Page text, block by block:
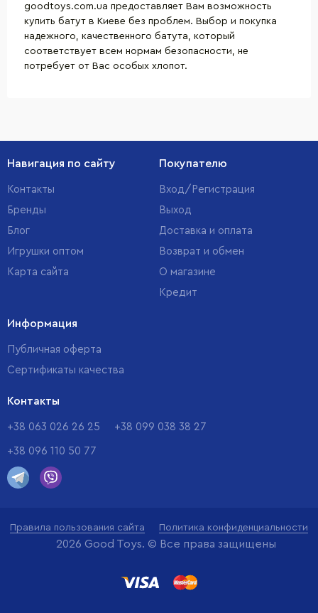
goodtoys.com.ua предоставляет Вам возможность
купить батут в Киеве без проблем. Выбор и покупка
надежного, качественного батута, который
соответствует всем нормам безопасности, не
потребует от Вас особых хлопот.
Навигация по сайту
Контакты
Бренды
Блог
Игрушки оптом
Карта сайта
Покупателю
Вход/Регистрация
Выход
Доставка и оплата
Возврат и обмен
О магазине
Кредит
Информация
Публичная оферта
Сертификаты качества
Контакты
+38 063 026 26 25 +38 099 038 38 27
+38 096 110 50 77
Правила пользования сайта Политика конфиденциальности
2026 Good Toys. © Все права защищены